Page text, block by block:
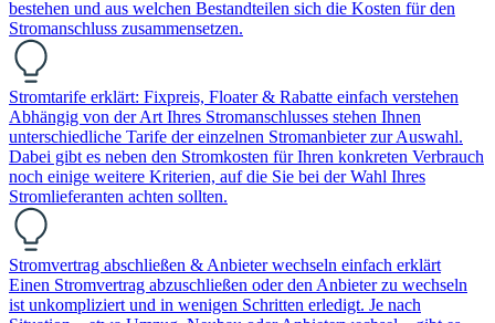
bestehen und aus welchen Bestandteilen sich die Kosten für den
Stromanschluss zusammensetzen.
Stromtarife erklärt: Fixpreis, Floater & Rabatte einfach verstehen
Abhängig von der Art Ihres Stromanschlusses stehen Ihnen
unterschiedliche Tarife der einzelnen Stromanbieter zur Auswahl.
Dabei gibt es neben den Stromkosten für Ihren konkreten Verbrauch
noch einige weitere Kriterien, auf die Sie bei der Wahl Ihres
Stromlieferanten achten sollten.
Stromvertrag abschließen & Anbieter wechseln einfach erklärt
Einen Stromvertrag abzuschließen oder den Anbieter zu wechseln
ist unkompliziert und in wenigen Schritten erledigt. Je nach